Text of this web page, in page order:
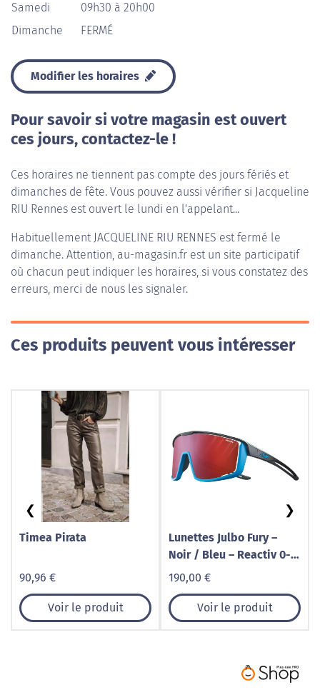
Samedi
09h30 à 20h00
Dimanche
FERMÉ
Modifier les horaires
Pour savoir si votre magasin est ouvert
ces jours, contactez-le !
Ces horaires ne tiennent pas compte des jours fériés et
dimanches de fête. Vous pouvez aussi vérifier si Jacqueline
RIU Rennes est ouvert le lundi en l'appelant...
Habituellement JACQUELINE RIU RENNES est fermé le
dimanche. Attention, au-magasin.fr est un site participatif
où chacun peut indiquer les horaires, si vous constatez des
erreurs, merci de nous les signaler.
Ces produits peuvent vous intéresser
Timea Pirata
90,96 €
Voir le produit
Lunettes Julbo Fury –
Noir / Bleu – Reactiv 0-3
High Contrast
190,00 €
Voir le produit
❮ ❯